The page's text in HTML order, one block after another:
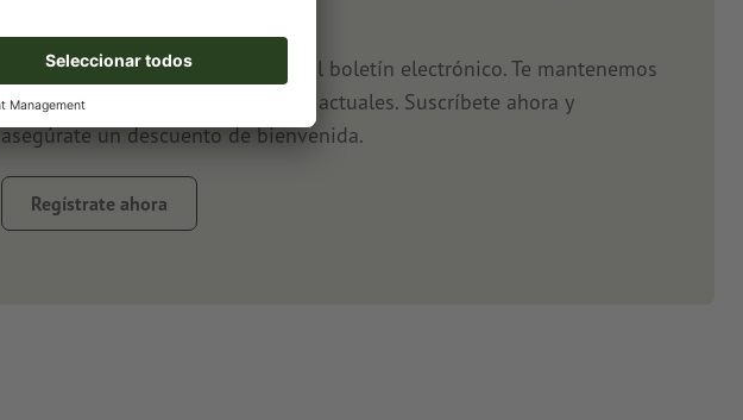
Siempre bien informado, gracias al boletín electrónico. Te mantenemos
al tanto de promociones y ofertas actuales. Suscríbete ahora y
asegúrate un descuento de bienvenida.
Regístrate ahora